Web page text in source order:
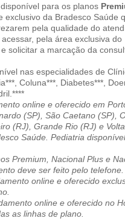
disponível para os planos
exclusivo da Bradesco Saúde
pela qualidade do
pela área exclusiva
solicitar a marcação da
nas especialidades de
Coluna***, Diabetes***,
online e oferecido em
(SP), São Caetano (SP),
(RJ), Grande Rio (RJ) e
Saúde. Pediatria
Premium, Nacional Plus e
deve ser feito pelo telefone.
online e oferecido
online e oferecido no
as linhas de plano.